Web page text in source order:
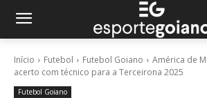
Início Futebol Futebol Goiano
América de
acerto com técnico para a Terceirona 2025
Futebol Goiano